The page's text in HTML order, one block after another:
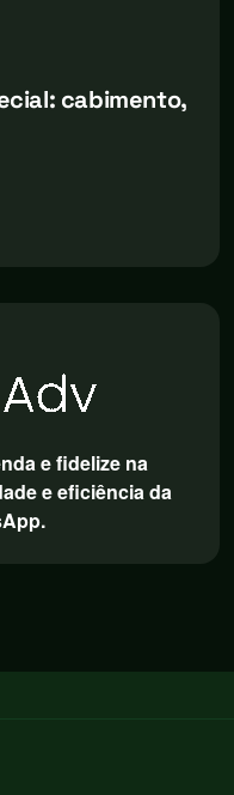
cabimento,
e fidelize na
e eficiência da